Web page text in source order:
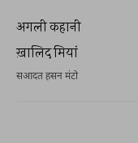
अगली कहानी
ख़ालिद मियां
सआदत हसन मंटो